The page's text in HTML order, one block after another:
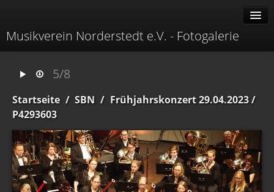
Musikverein Norderstedt e.V. - Fotogalerie
Menü
Identifikation
5/8
Startseite / SBN / Frühjahrskonzert 29.04.2023/
P4293603